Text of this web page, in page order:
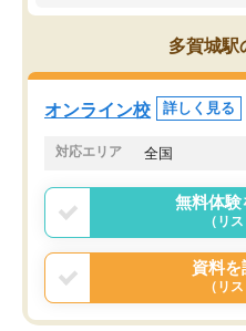
ので、自信をもって受験勉強
ことができました。自分のよ
のやり方や進捗管理で苦労し
には特におすすめしたい塾で
多賀城駅
オンライン校 詳しく見る
対応エリア 全国
無料体
（リ
資料を
（リ